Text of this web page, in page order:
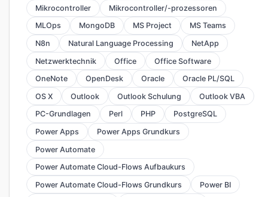
Mikrocontroller
Mikrocontroller/-prozessoren
MLOps
MongoDB MS Project
MS Teams
N8n
Natural Language Processing
NetApp
Netzwerktechnik
Office
Office Software
OneNote
OpenDesk Oracle
Oracle PL/SQL
OS X
Outlook Outlook Schulung
Outlook VBA
PC-Grundlagen
Perl PHP
PostgreSQL
Power Apps
Power Apps Grundkurs
Power Automate
Power Automate Cloud-Flows Aufbaukurs
Power Automate Cloud-Flows Grundkurs
Power BI